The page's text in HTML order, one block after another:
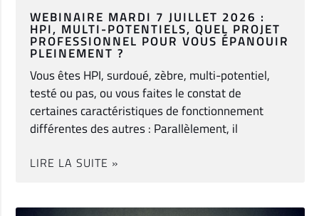
WEBINAIRE MARDI 7 JUILLET 2026 :
HPI, MULTI-POTENTIELS, QUEL PROJET
PROFESSIONNEL POUR VOUS ÉPANOUIR
PLEINEMENT ?
Vous êtes HPI, surdoué, zèbre, multi-potentiel,
testé ou pas, ou vous faites le constat de
certaines caractéristiques de fonctionnement
différentes des autres : Parallèlement, il
LIRE LA SUITE »